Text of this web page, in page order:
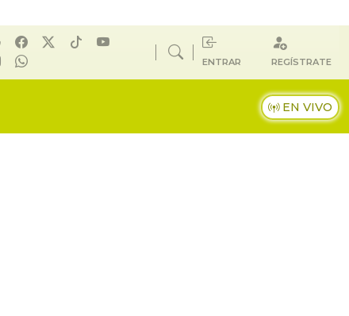
ENTRAR REGÍSTRATE
EN VIVO